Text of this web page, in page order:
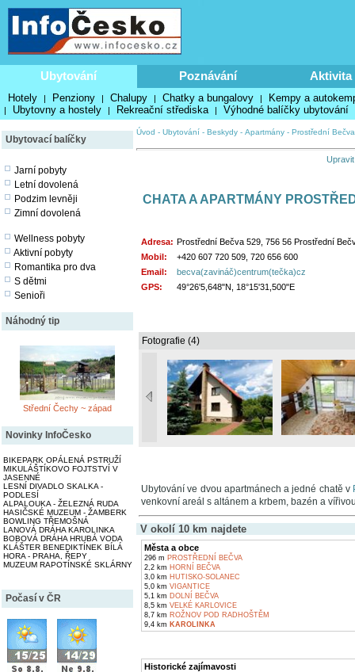
Ubytování Poznávání Aktivita
Hotely | Penziony | Chalupy | Chatky a bungalovy | Kempy a
| Ubytovny a hostely | Rekreační střediska | Výhodné balíčky ubytování
Ubytovací balíčky
Jarní pobyty
Letní dovolená
Podzim levněji
Zimní dovolená
Wellness pobyty
Aktivní pobyty
Romantika pro dva
S dětmi
Senioři
Náhodný tip
Střední Čechy ~ západ
Novinky InfoČesko
BIKEPARK OPÁLENÁ PSTRUŽÍ
MIKULÁŠTÍKOVO FOJTSTVÍ V
JASENNÉ
LESNÍ DIVADLO SKALKA -
PODLESÍ
ALPALOUKA - ŽELEZNÁ RUDA
HASIČSKÉ MUZEUM - ŽAMBERK
BOWLING TŘEMOŠNÁ
LANOVÁ DRÁHA KAROLINKA
BOBOVÁ DRÁHA HRUBÁ VODA
KLÁŠTER BENEDIKTÍNEK BÍLÁ
HORA - PRAHA, ŘEPY
MUZEUM RAPOTÍNSKÉ SKLÁRNY
Počasí v ČR
Úvod - Ubytování - Beskydy - Apartmány - Prostřední Bečva
CHATA A APARTMÁNY
Adresa: Prostřední Bečva 529, 756 56 Prostřední
Mobil:
+420 607 720 509, 720 656 600
Email:
becva(zavináč)centrum(tečka)cz
GPS:
49°26'5,648"N, 18°15'31,500"E
Fotografie (4)
Ubytování ve dvou apartmánech a jedné chatě v
venkovní areál s altánem a krbem, bazén a
V okolí 10 km najdete
Města a obce
296 m PROSTŘEDNÍ BEČVA
2,2 km HORNÍ BEČVA
3,0 km HUTISKO-SOLANEC
5,0 km VIGANTICE
5,1 km DOLNÍ BEČVA
8,5 km VELKÉ KARLOVICE
8,7 km ROŽNOV POD RADHOŠTĚM
9,4 km KAROLINKA
Historické zajímavosti